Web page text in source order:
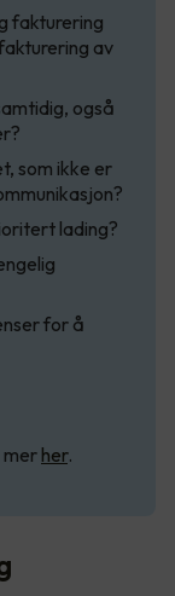
fakturering
av
også
som ikke er
lading?
for å
mer her.